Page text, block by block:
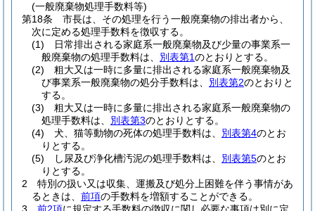
(一般廃棄物処理手数料等)
第18条
市長は、その処理を行う一般廃棄物の排出者から、
次に定める処理手数料を徴収する。
(1)
日常排出される家庭系一般廃棄物及び少量の事業系一
般廃棄物の処理手数料は、 別表第1のとおりとする。
(2)
粗大又は一時に多量に排出される家庭系一般廃棄物及
び事業系一般廃棄物の処分手数料は、 別表第2のとおりと
する。
(3)
粗大又は一時に多量に排出される家庭系一般廃棄物の
処理手数料は、 別表第3のとおりとする。
(4)
犬、猫等動物の死体の処理手数料は、 別表第4のとお
りとする。
(5)
し尿及び浄化槽汚泥の処理手数料は、 別表第5のとお
りとする。
2
特別の扱い又は収集、運搬及び処分上困難を伴う事情があ
るときは、 前項の手数料を増額することができる。